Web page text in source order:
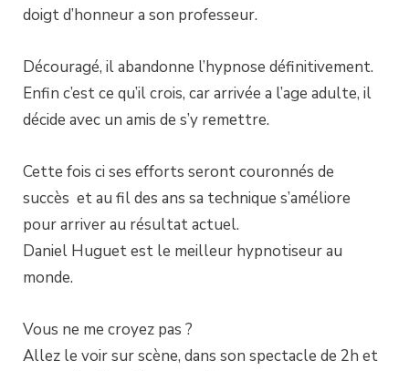
doigt d’honneur a son professeur.
Découragé, il abandonne l’hypnose définitivement.
Enfin c’est ce qu’il crois, car arrivée a l’age adulte, il
décide avec un amis de s’y remettre.
Cette fois ci ses efforts seront couronnés de
succès et au fil des ans sa technique s’améliore
pour arriver au résultat actuel.
Daniel Huguet est le meilleur hypnotiseur au
monde.
Vous ne me croyez pas ?
Allez le voir sur scène, dans son spectacle de 2h et